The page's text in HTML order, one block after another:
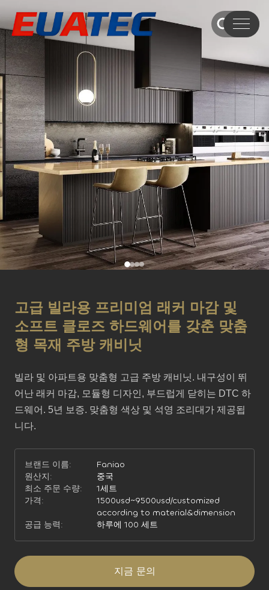
고급 빌라용 프리미엄 래커 마감 및
소프트 클로즈 하드웨어를 갖춘 맞춤
형 목재 주방 캐비닛
빌라 및 아파트용 맞춤형 고급 주방 캐비닛. 내구성이 뛰
어난 래커 마감, 모듈형 디자인, 부드럽게 닫히는 DTC 하
드웨어. 5년 보증. 맞춤형 색상 및 석영 조리대가 제공됩
니다.
브랜드 이름:
Faniao
원산지:
중국
최소 주문 수량:
1세트
가격:
1500usd~9500usd/customized
according to material&dimension
공급 능력:
하루에 100 세트
지금 문의